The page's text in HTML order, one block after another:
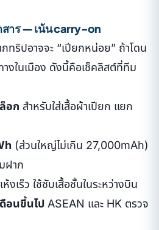
าร — เน้น carry-on
ทริปอาจจะ “เปียกหน่อย” ถ้าโดน
งในเมือง ดังนี้คือเช็คลิสต์ที่ทีม
อก สำหรับใส่เสื้อผ้าเปียก แยก
(ส่วนใหญ่ไม่เกิน 27,000mAh)
ฝาก
ห้งเร็ว ใช้ซับเสื้อชั้นในระหว่างบิน
อนขึ้นไป ASEAN และ HK ตรวจ